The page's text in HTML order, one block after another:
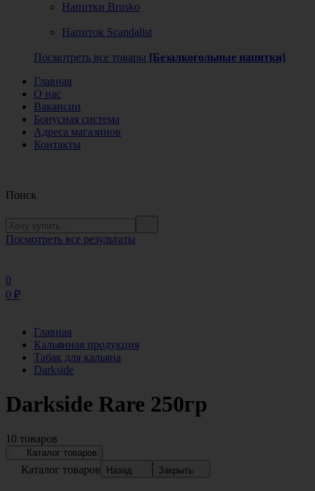
Напитки Brusko
Напиток Scandalist
Посмотреть все товары [Безалкогольные напитки]
Главная
О нас
Вакансии
Бонусная система
Адреса магазинов
Контакты
Поиск
Посмотреть все результаты
0
0 ₽
Главная
Кальянная продукция
Табак для кальяна
Darkside
Darkside Rare 250гр
10 товаров
Каталог товаров
Каталог товаров Назад Закрыть